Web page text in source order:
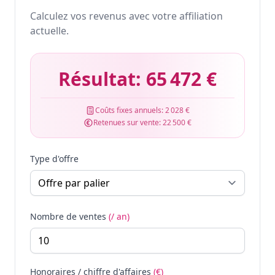
Calculez vos revenus avec votre affiliation
actuelle.
Résultat: 65 472 €
Coûts fixes annuels:2 028 €
Retenues sur vente:22 500 €
Type d'offre
Nombre de ventes (/ an)
Honoraires / chiffre d'affaires (€)